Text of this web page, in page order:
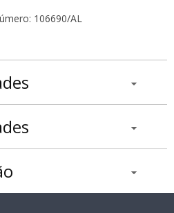
106690/AL